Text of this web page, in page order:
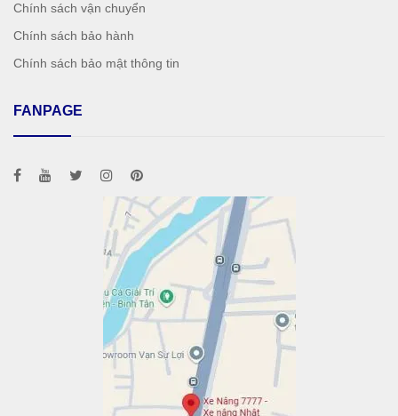
Chính sách vận chuyển
Chính sách bảo hành
Chính sách bảo mật thông tin
FANPAGE